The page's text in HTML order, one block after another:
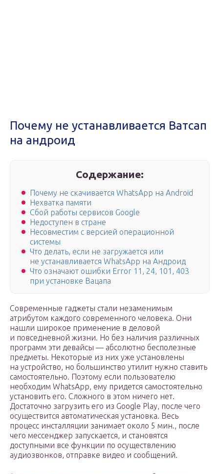
Почему не устанавливается Ватсап
на андроид
Содержание:
Почему не скачивается WhatsApp на Android
Нехватка памяти
Сбой работы сервисов Google
Недоступен в стране
Несовместим с версией операционной
системы
Что делать, если не загружается или
не устанавливается WhatsApp на Андроид
Что означают ошибки Error 11, 24, 101, 403
при установке Вацапа
Современные гаджеты стали незаменимым
атрибутом каждого современного человека. Они
нашли широкое применение в деловой
и повседневной жизни. Но без наличия различных
программ эти девайсы — абсолютно бесполезные
предметы. Некоторые из них уже установлены
на устройство, но большинство утилит нужно ставить
самостоятельно. Поэтому если пользователю
необходим WhatsApp, ему придется самостоятельно
установить его. Сложного в этом ничего нет.
Достаточно загрузить его из Google Play, после чего
осуществится автоматическая установка. Весь
процесс инсталляции занимает около 5 мин., после
чего мессенджер запускается, и становятся
доступными все функции по осуществлению
аудиозвонков, отправке видео и сообщений.